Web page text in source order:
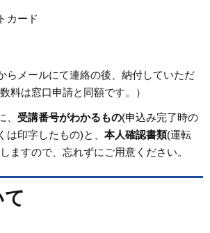
カード
らメールにて連絡の後、納付していただ
料は窓口申請と同額です。）
受講番号がわかるもの(申込み完了時の
は印字したもの)と、 本人確認書類(運転
ますので、忘れずにご用意ください。